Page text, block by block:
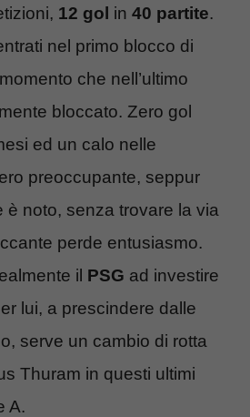
12 gol in 40 partite.
nel primo blocco di
che nell’ultimo
bloccato. Zero gol
ed un calo nelle
preoccupante, seppur
è noto, senza trovare la via
perde entusiasmo.
il PSG ad investire
lui, a prescindere dalle
serve un cambio di rotta
Thuram in questi ultimi
A.